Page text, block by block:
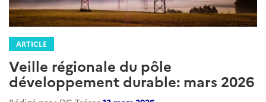
ARTICLE
Veille régionale du pôle
développement durable: mars 2026